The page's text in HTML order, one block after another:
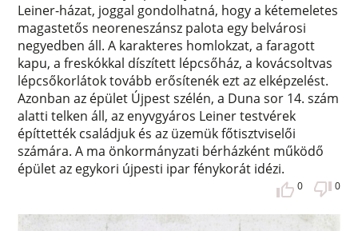
Leiner-házat, joggal gondolhatná, hogy a kétemeletes
magastetős neoreneszánsz palota egy belvárosi
negyedben áll. A karakteres homlokzat, a faragott
kapu, a freskókkal díszített lépcsőház, a kovácsoltvas
lépcsőkorlátok tovább erősítenék ezt az elképzelést.
Azonban az épület Újpest szélén, a Duna sor 14. szám
alatti telken áll, az enyvgyáros Leiner testvérek
építtették családjuk és az üzemük főtisztviselői
számára. A ma önkormányzati bérházként működő
épület az egykori újpesti ipar fénykorát idézi.
0 0